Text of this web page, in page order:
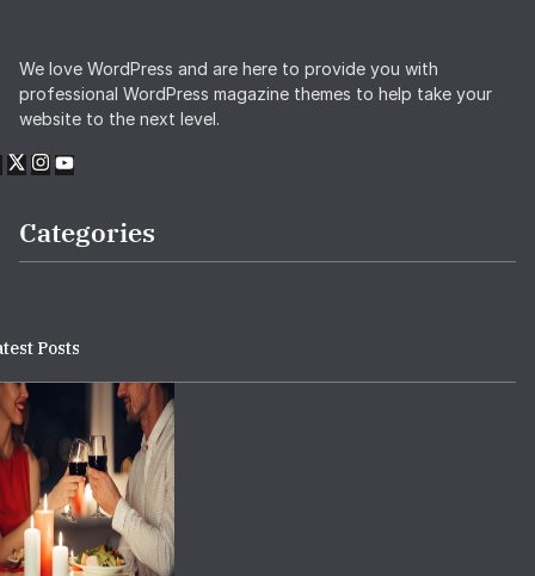
We love WordPress and are here to provide you with
professional WordPress magazine themes to help take your
website to the next level.
Categories
Posts